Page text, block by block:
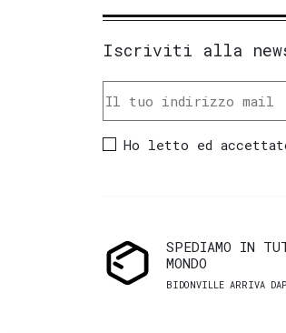
Iscriviti alla
Ho letto ed
SPEDIAMO IN
MONDO
BIDONVILLE ARRIVA